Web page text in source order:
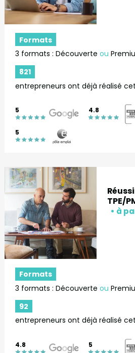
Formats
3 formats : Découverteou
821
entrepreneurs ont déjà réalisé
5 4.8
5
TPE/
Formats
3 formats : Découverteou
92
entrepreneurs ont déjà réalisé
4.8 5